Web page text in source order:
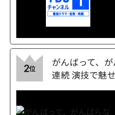
2位
がんばって、
連続 演技で魅